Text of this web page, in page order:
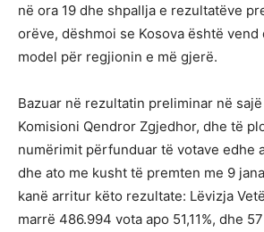
në ora 19 dhe shpallja e rezultatëve
orëve, dëshmoi se Kosova është vend
model për regjionin e më gjerë.
Bazuar në rezultatin preliminar në
Komisioni Qendror Zgjedhor, dhe të
numërimit përfunduar të votave edhe
dhe ato me kusht të premten me 9
kanë arritur këto rezultate: Lëvizja
marrë 486.994 vota apo 51,11%, dhe